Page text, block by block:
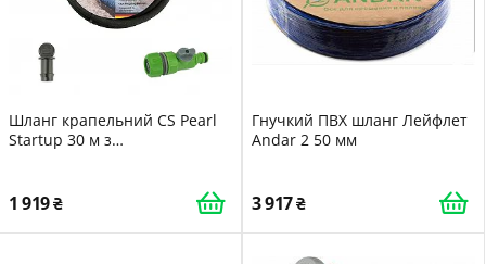
Шланг крапельний CS Pearl
Startup 30 м з
1 919
Гнучкий ПВХ шланг Лейфлет
Andar 2 50 мм
3 917